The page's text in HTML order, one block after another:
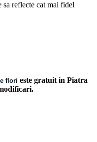
reflecte cat mai fidel
flori este gratuit in Piatra